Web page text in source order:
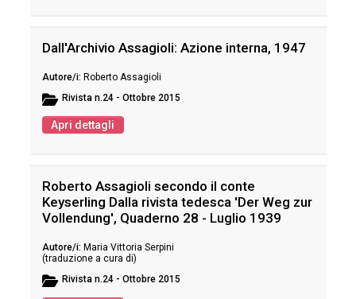
Dall'Archivio Assagioli: Azione interna, 1947
Roberto Assagioli
Rivista n.24 - Ottobre 2015
Apri dettagli
Roberto Assagioli secondo il conte
Keyserling Dalla rivista tedesca 'Der Weg zur
Vollendung', Quaderno 28 - Luglio 1939
Maria Vittoria Serpini
(traduzione a cura di)
Rivista n.24 - Ottobre 2015